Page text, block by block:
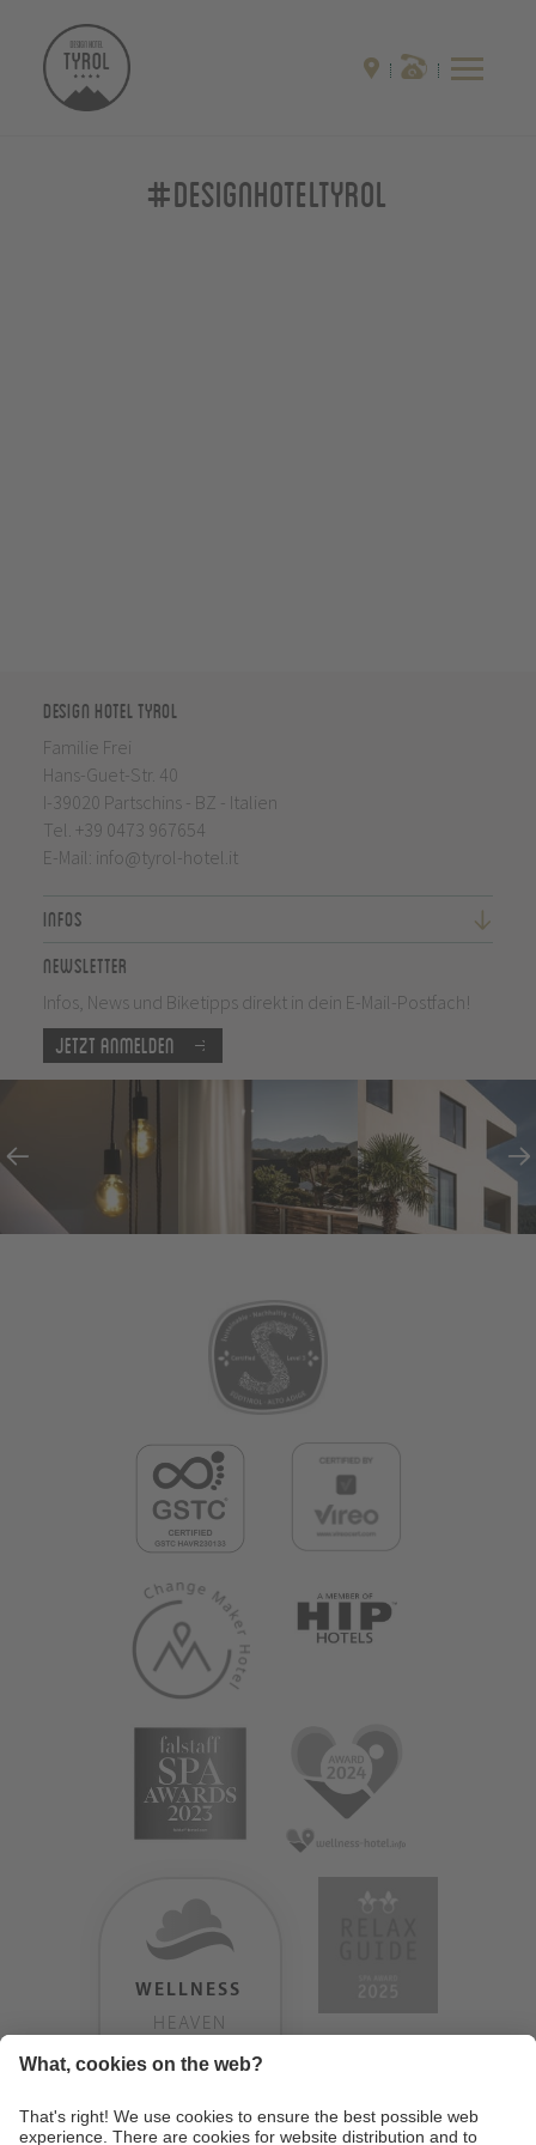
#designhoteltyrol
Design Hotel Tyrol
Familie Frei
Hans-Guet-Str. 40
I-39020 Partschins - BZ - Italien
Tel. +39 0473 967654
E-Mail: info@tyrol-hotel.it
Infos
Newsletter
Infos, News und Biketipps direkt in dein E-Mail-Postfach!
Jetzt anmelden
WELLNESS
HEAVEN
TESTERGEBNIS: